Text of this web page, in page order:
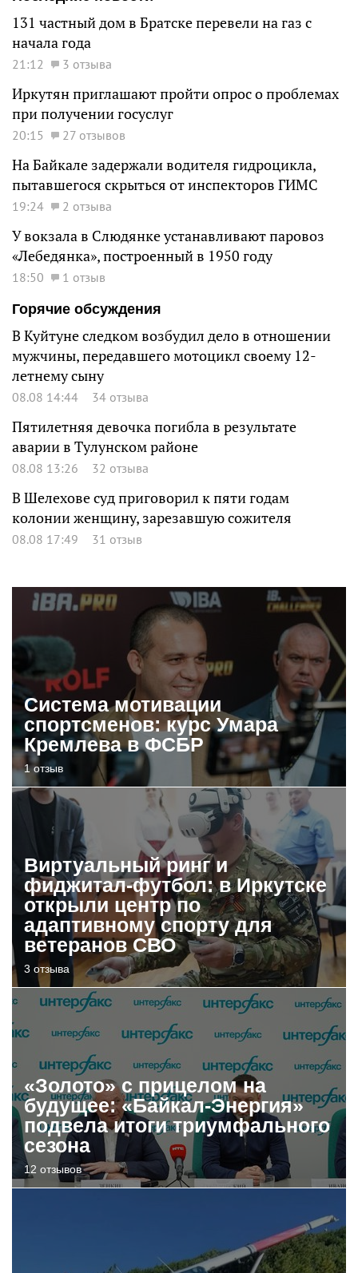
131 частный дом в Братске перевели на газ с
начала года
21:12 3 отзыва
Иркутян приглашают пройти опрос о проблемах
при получении госуслуг
20:15 27 отзывов
На Байкале задержали водителя гидроцикла,
пытавшегося скрыться от инспекторов ГИМС
19:24 2 отзыва
У вокзала в Слюдянке устанавливают паровоз
«Лебедянка», построенный в 1950 году
18:50
1 отзыв
Горячие обсуждения
В Куйтуне следком возбудил дело в отношении
мужчины, передавшего мотоцикл своему 12-
летнему сыну
08.08 14:44 34 отзыва
Пятилетняя девочка погибла в результате
аварии в Тулунском районе
08.08 13:26 32 отзыва
В Шелехове суд приговорил к пяти годам
колонии женщину, зарезавшую сожителя
08.08 17:49 31 отзыв
Система мотивации
спортсменов: курс Умара
Кремлева в ФСБР
1 отзыв
Виртуальный ринг и
фиджитал-футбол: в Иркутске
открыли центр по
адаптивному спорту для
ветеранов СВО
3 отзыва
«Золото» с прицелом на
будущее: «Байкал-Энергия»
подвела итоги триумфального
сезона
12 отзывов